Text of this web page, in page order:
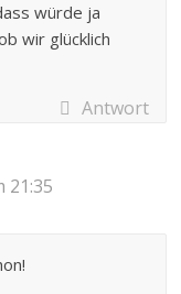
würde ja
wir glücklich
Antwort
21:35